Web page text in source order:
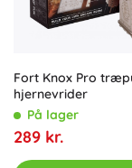
Fort Knox Pro
hjernevrider
På lager
289 kr.